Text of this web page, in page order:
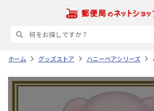
ホーム グッズストア ハニーベアシリーズ